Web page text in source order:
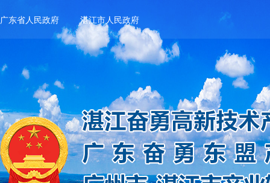
广东省人民政府 湛江市人民政府